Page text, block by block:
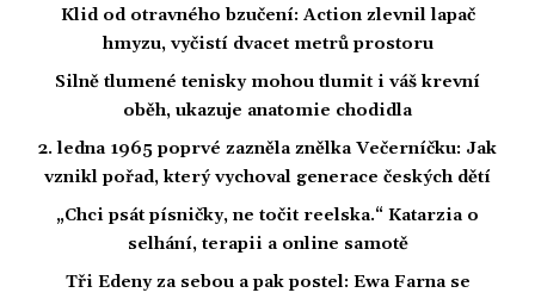
Klid od otravného bzučení: Action zlevnil lapač
hmyzu, vyčistí dvacet metrů prostoru
Silně tlumené tenisky mohou tlumit i váš krevní
oběh, ukazuje anatomie chodidla
2. ledna 1965 poprvé zazněla znělka Večerníčku: Jak
vznikl pořad, který vychoval generace českých dětí
„Chci psát písničky, ne točit reelska.“ Katarzia o
selhání, terapii a online samotě
Tři Edeny za sebou a pak postel: Ewa Farna se